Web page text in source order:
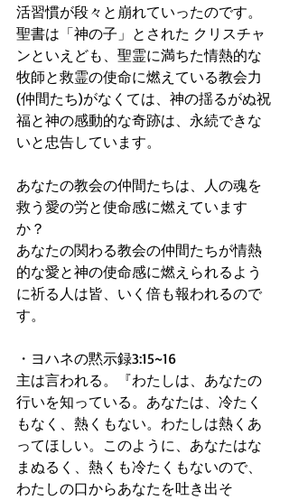
活習慣が段々と崩れていったのです。
聖書は「神の子」とされた クリスチャ
ンといえども、聖霊に満ちた情熱的な
牧師と救霊の使命に燃えている教会力
(仲間たち)がなくては、神の揺るがぬ祝
福と神の感動的な奇跡は、永続できな
いと忠告しています。
あなたの教会の仲間たちは、人の魂を
救う愛の労と使命感に燃えています
か？
あなたの関わる教会の仲間たちが情熱
的な愛と神の使命感に燃えられるよう
に祈る人は皆、いく倍も報われるので
す。
・ヨハネの黙示録3:15~16
主は言われる。『わたしは、あなたの
行いを知っている。あなたは、冷たく
もなく、熱くもない。わたしは熱くあ
ってほしい。このように、あなたはな
まぬるく、熱くも冷たくもないので、
わたしの口からあなたを吐き出そ